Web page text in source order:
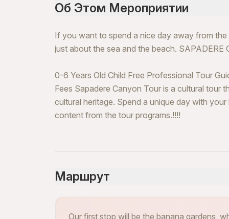
Об Этом Мероприятии
If you want to spend a nice day away from
just about the sea and the beach. SAPADERE
0-6 Years Old Child Free Professional Tour
Fees Sapadere Canyon Tour is a cultural tour
cultural heritage. Spend a unique day with
content from the tour programs.!!!!
Маршрут
Our first stop will be the banana gardens,